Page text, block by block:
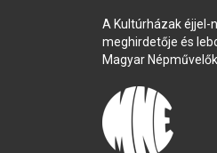
A Kultúrházak éjjel-
meghirdetője és
Magyar